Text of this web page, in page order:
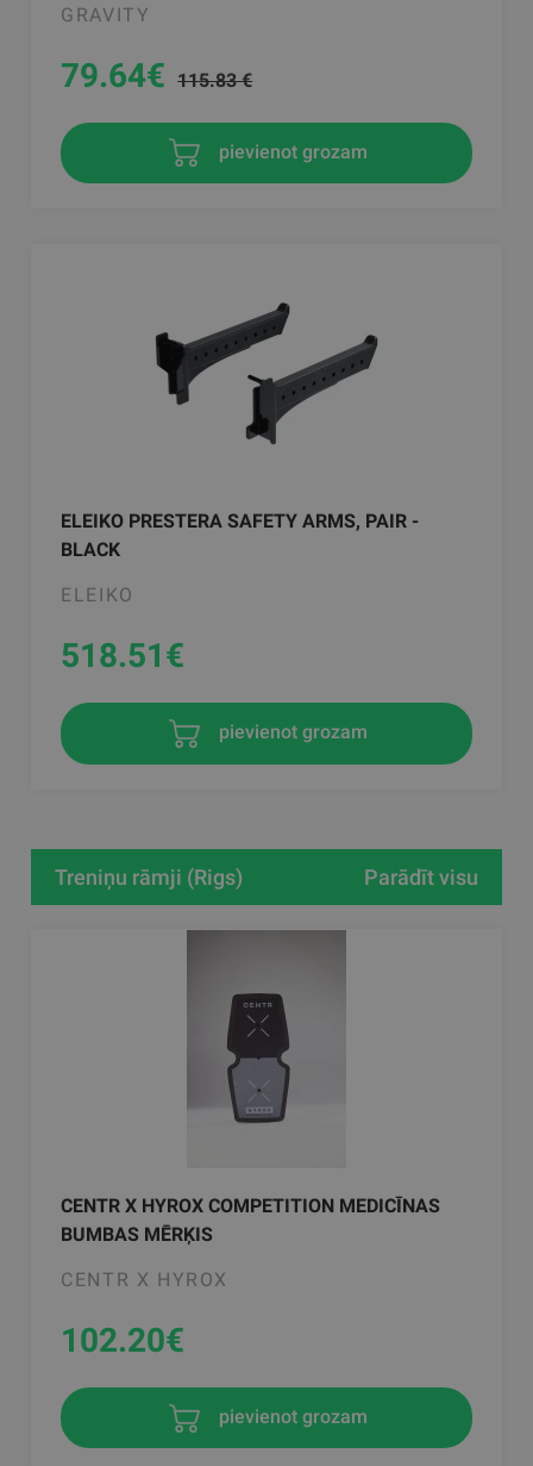
GRAVITY
79.64€ 115.83 €
pievienot grozam
ELEIKO PRESTERA SAFETY ARMS, PAIR -
BLACK
ELEIKO
518.51€
pievienot grozam
Treniņu rāmji (Rigs) Parādīt visu
CENTR X HYROX COMPETITION MEDICĪNAS
BUMBAS MĒRĶIS
CENTR X HYROX
102.20€
pievienot grozam